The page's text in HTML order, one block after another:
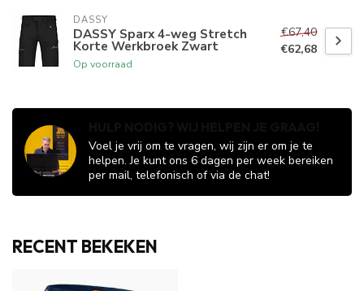
DASSY
DASSY Sparx 4-weg Stretch
Korte Werkbroek Zwart
Op voorraad
€67,40
€62,68
Voel je vrij om te vragen, wij zijn er om je te
helpen. Je kunt ons 6 dagen per week bereiken
per mail, telefonisch of via de chat!
RECENT BEKEKEN